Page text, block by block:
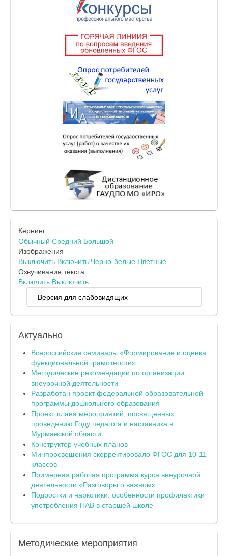
Кернинг
Обычный Средний Большой
Изображения
Выключить Включить Черно-белые Цветные
Озвучивание текста
Включить Выключить
Версия для слабовидящих
Актуально
Всероссийские семинары «Формирование и оценка
функциональной грамотности»
Методические рекомендации по организации
внеурочной деятельности
Разработан проект федеральной образовательной
программы дошкольного образования
Проект плана мероприятий, посвященных
проведению Году педагога и наставника в
Мурманской области
Конструктор учебных планов
Минпросвещения скорректировало ФГОС для 10-11
классов
Примерная рабочая программа курса внеурочной
деятельности «Разговоры о важном»
Подростки и наркотики: особенности профилактики
употребления ПАВ в старшей школе
Методические мероприятия